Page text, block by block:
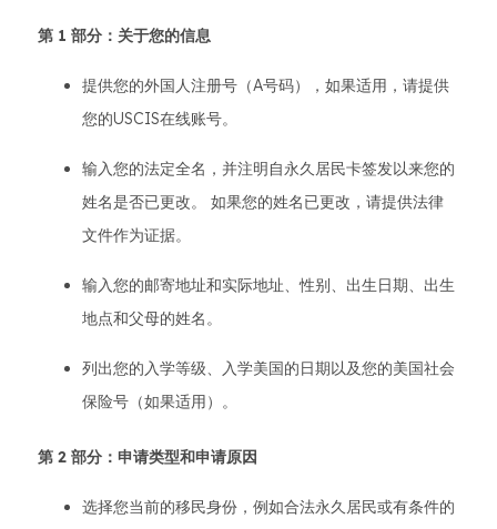
第 1 部分：关于您的信息
提供您的外国人注册号（A号码），如果适用，请提供
您的USCIS在线账号。
输入您的法定全名，并注明自永久居民卡签发以来您的
姓名是否已更改。 如果您的姓名已更改，请提供法律
文件作为证据。
输入您的邮寄地址和实际地址、性别、出生日期、出生
地点和父母的姓名。
列出您的入学等级、入学美国的日期以及您的美国社会
保险号（如果适用）。
第 2 部分：申请类型和申请原因
选择您当前的移民身份，例如合法永久居民或有条件的